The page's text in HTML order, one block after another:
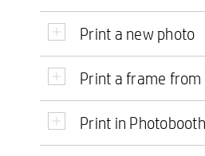
Print a new photo
Print a frame from
Print in